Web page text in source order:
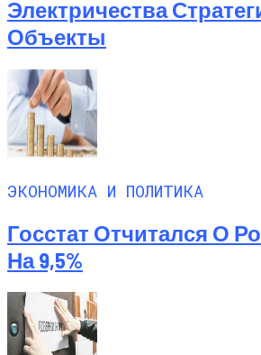
Электричества
Объекты
ЭКОНОМИКА И ПОЛИТИКА
Госстат Отчитался О
На 9,5%